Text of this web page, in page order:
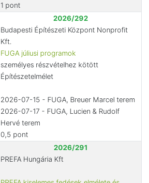
1 pont
2026/292
Budapesti Építészeti Központ Nonprofit
Kft.
FUGA júliusi programok
személyes részvételhez kötött
Építészetelmélet
2026-07-15 - FUGA, Breuer Marcel terem
2026-07-17 - FUGA, Lucien & Rudolf
Hervé terem
0,5 pont
2026/291
PREFA Hungária Kft